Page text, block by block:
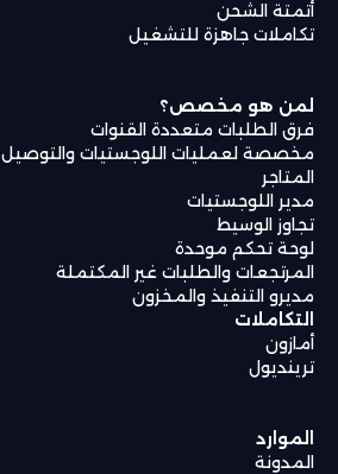
أتمتة الشحن
تكاملات جاهزة للتشغيل
لمن هو مخصص؟
فرق الطلبات متعددة القنوات
مخصصة لعمليات اللوجستيات والتوصيل
المتاجر
مدير اللوجستيات
تجاوز الوسيط
لوحة تحكم موحدة
المرتجعات والطلبات غير المكتملة
مديرو التنفيذ والمخزون
التكاملات
أمازون
ترينديول
الموارد
المدونة